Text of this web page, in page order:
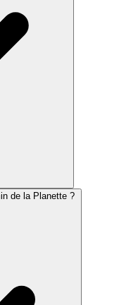
de la Planette ?